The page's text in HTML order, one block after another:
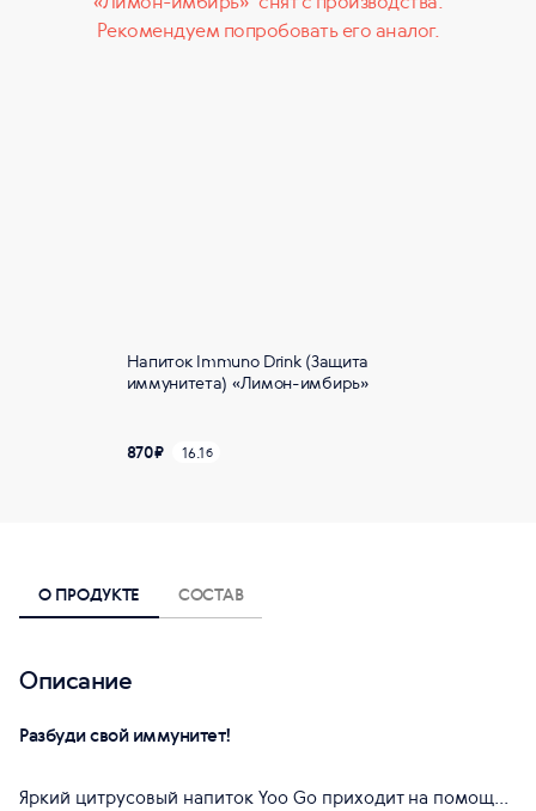
Рекомендуем попробовать его аналог.
Напиток Immuno Drink (Защита
иммунитета) «Лимон-имбирь»
870₽ 16.1б
О ПРОДУКТЕ СОСТАВ
Описание
Разбуди свой иммунитет!
Яркий цитрусовый напиток Yoo Go приходит на помощ...